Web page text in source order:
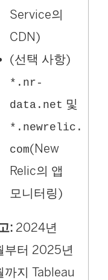
Service의
CDN)
(선택 사항)
*.nr-
data.net 및
*.newrelic.
com(New
Relic의 앱
모니터링)
: 2024년
부터 2025년
까지 Tableau